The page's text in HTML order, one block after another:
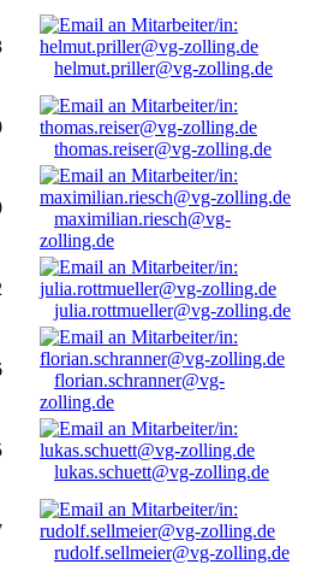
helmut.priller@vg-zolling.de
thomas.reiser@vg-zolling.de
maximilian.riesch@vg-
zolling.de
julia.rottmueller@vg-zolling.de
florian.schranner@vg-
zolling.de
lukas.schuett@vg-zolling.de
rudolf.sellmeier@vg-zolling.de